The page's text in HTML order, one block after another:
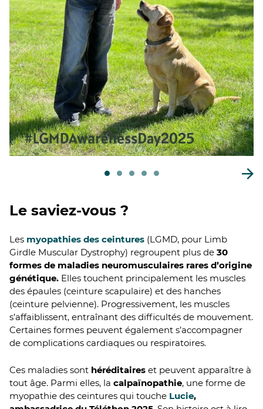
Le saviez-vous ?
Les myopathies des ceintures (LGMD, pour Limb
Girdle Muscular Dystrophy) regroupent plus de 30
formes de maladies neuromusculaires rares d’origine
génétique. Elles touchent principalement les muscles
des épaules (ceinture scapulaire) et des hanches
(ceinture pelvienne). Progressivement, les muscles
s’affaiblissent, entraînant des difficultés de mouvement.
Certaines formes peuvent également s’accompagner
de complications cardiaques ou respiratoires.
Ces maladies sont héréditaires et peuvent apparaître à
tout âge. Parmi elles, la calpaïnopathie, une forme de
myopathie des ceintures qui touche Lucie,